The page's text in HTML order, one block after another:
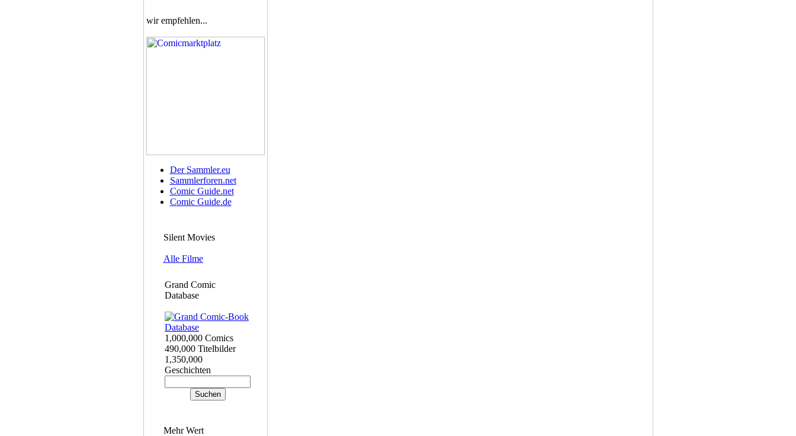
wir empfehlen...
Der Sammler.eu
Sammlerforen.net
Comic Guide.net
Comic Guide.de
Silent Movies
Alle Filme
Grand Comic
Database
1,000,000 Comics
490,000 Titelbilder
1,350,000
Geschichten
Mehr Wert